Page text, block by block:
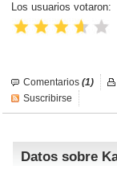
Un día como hoy
Galerías
Iniciar
Los usuarios votaron:
Comentarios (1)
Suscribirse
Datos sobre